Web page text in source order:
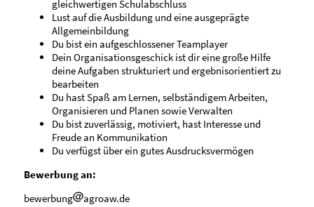
gleichwertigen Schulabschluss
Lust auf die Ausbildung und eine ausgeprägte
Allgemeinbildung
Du bist ein aufgeschlossener Teamplayer
Dein Organisationsgeschick ist dir eine große Hilfe
deine Aufgaben strukturiert und ergebnisorientiert zu
bearbeiten
Du hast Spaß am Lernen, selbständigem Arbeiten,
Organisieren und Planen sowie Verwalten
Du bist zuverlässig, motiviert, hast Interesse und
Freude an Kommunikation
Du verfügst über ein gutes Ausdrucksvermögen
Bewerbung an:
bewerbung
agroaw.de